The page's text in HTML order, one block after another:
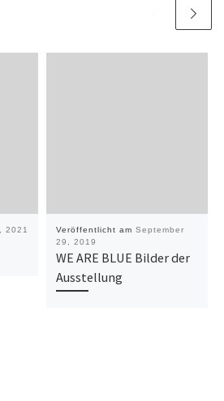
2021 Veröffentlicht am September
29, 2019
WE ARE BLUE Bilder der
Ausstellung